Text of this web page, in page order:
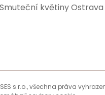
Smuteční květiny Ostrava
s.r.o., všechna práva